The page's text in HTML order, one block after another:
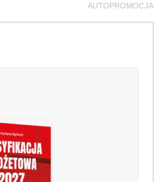
AUTOPROMOCJA